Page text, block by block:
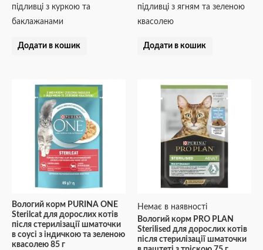
підливці з куркою та
баклажанами
Додати в кошик
підливці з ягням та зеленою
квасолею
Додати в кошик
Вологий корм PURINA ONE
Sterilcat для дорослих котів
після стерилізації шматочки
в соусі з індичкою та зеленою
квасолею 85 г
Немає в наявності
Вологий корм PRO PLAN
Sterilised для дорослих котів
після стерилізації шматочки